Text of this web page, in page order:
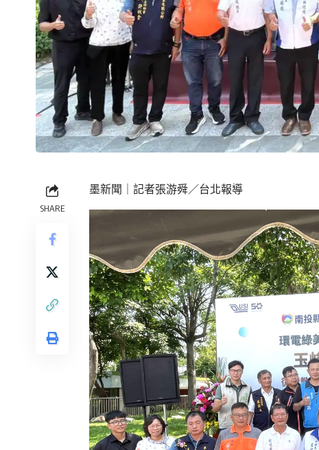
SHARE
墨新聞 ｜記者張游舜／台北報導